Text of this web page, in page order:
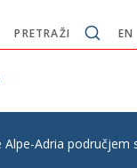
EN
PRETRAŽI
Adria područjem